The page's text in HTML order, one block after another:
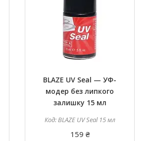
BLAZE UV Seal — УФ-
модер без липкого
залишку 15 мл
BLAZE UV Seal 15 мл
159 ₴